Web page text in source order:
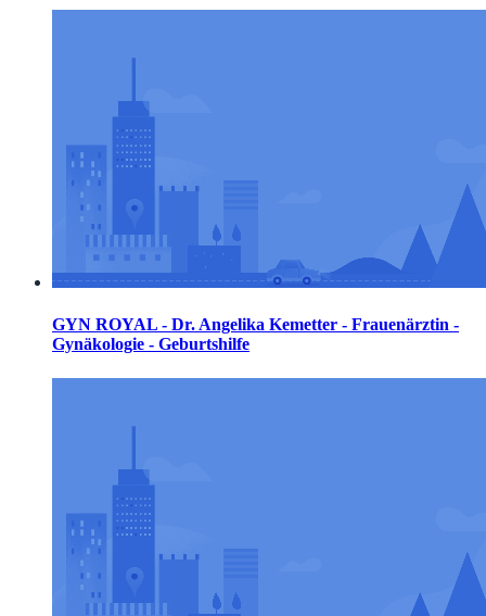
GYN ROYAL - Dr. Angelika Kemetter - Frauenärztin -
Gynäkologie - Geburtshilfe